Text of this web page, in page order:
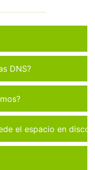
DNS?
el espacio en disco